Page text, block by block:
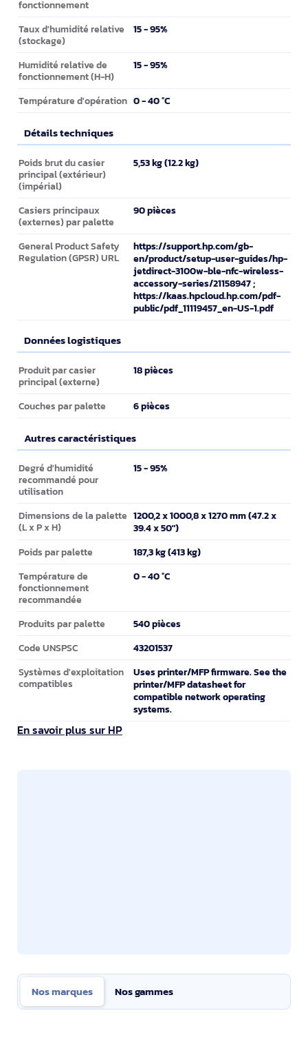
fonctionnement
Taux d'humidité relative
(stockage)
15 - 95%
Humidité relative de
fonctionnement (H-H)
15 - 95%
Température d'opération 0 - 40 °C
Détails techniques
Détails techniques
Poids brut du casier
principal (extérieur)
(impérial)
5,53 kg (12.2 kg)
Casiers principaux
(externes) par palette
90 pièces
General Product Safety
Regulation (GPSR) URL
https://support.hp.com/gb-
en/product/setup-user-guides/hp-
jetdirect-3100w-ble-nfc-wireless-
accessory-series/21158947 ;
https://kaas.hpcloud.hp.com/pdf-
public/pdf_11119457_en-US-1.pdf
Données logistiques
Données logistiques
Produit par casier
principal (externe)
18 pièces
Couches par palette 6 pièces
Autres caractéristiques
Autres caractéristiques
Degré d'humidité
recommandé pour
utilisation
15 - 95%
Dimensions de la palette
(L x P x H)
1200,2 x 1000,8 x 1270 mm (47.2 x
39.4 x 50")
Poids par palette 187,3 kg (413 kg)
Température de
fonctionnement
recommandée
0 - 40 °C
Produits par palette 540 pièces
Code UNSPSC 43201537
Systèmes d'exploitation
compatibles
Uses printer/MFP firmware. See the
printer/MFP datasheet for
compatible network operating
systems.
En savoir plus sur HP
Nos marques Nos gammes